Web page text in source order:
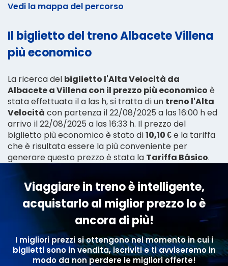
Vedi la mappa del percorso
Il biglietto del treno Albacete Villena
più economico
La ricerca del biglietto l'Alta Velocità da
Albacete a Villena con il prezzo più economico è
stata effettuata il a las h, si tratta di un treno l'Alta
Velocità con partenza il 22/08/2025 a las 16:00 h ed
arrivo il 22/08/2025 a las 16:33 h. Il prezzo del
biglietto più economico è stato di10,10 €e la tariffa
che è risultata essere la più conveniente per
generare questo prezzo è stata la Tariffa Básico.
Viaggiare in treno è intelligente,
acquistarlo al miglior prezzo lo è
ancora di più!
I migliori prezzi si ottengono nel momento in cui i
biglietti sono in vendita, iscriviti e ti avviseremo in
modo da non perdere le migliori offerte!